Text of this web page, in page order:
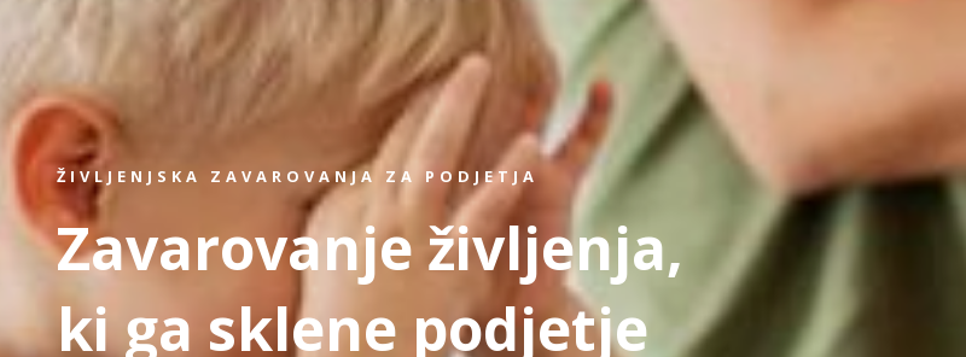
ŽIVLJENJSKA ZAVAROVANJA ZA PODJETJA
Zavarovanje življenja,
ki ga sklene podjetje